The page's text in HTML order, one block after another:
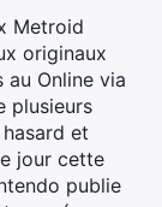
Metroid
originaux
Online via
plusieurs
et
jour cette
publie
×